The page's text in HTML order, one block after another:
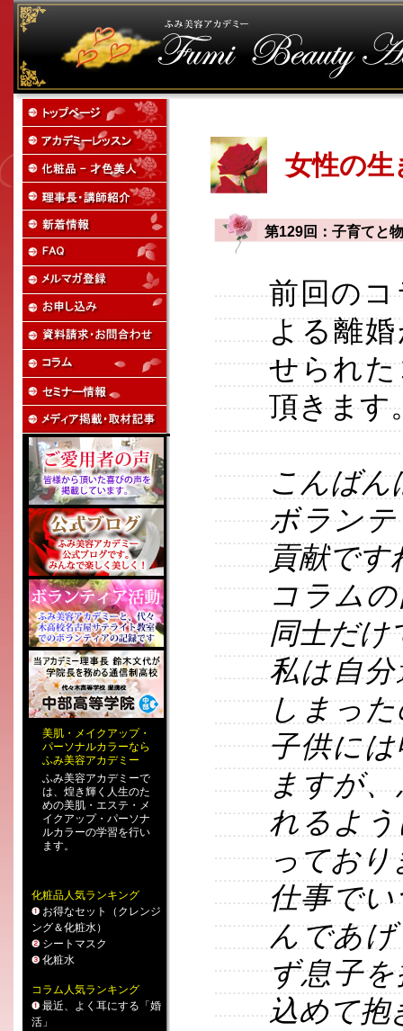
美肌 ・ メイクアップ・
パーソナルカラーなら
ふみ美容アカデミー
ふみ美容アカデミーで
は、煌き輝く人生のた
めの美肌・エステ ・ メ
イクアップ・ パーソナ
ルカラーの学習を行い
ます。
化粧品人気ランキング
お得なセット（クレンジ
ング＆化粧水）
シートマスク
化粧水
コラム人気ランキング
最近、よく耳にする「婚
活」
女性の
第129回：子育てと
前回の
よる離
せられ
頂きます
こんばん
ボラン
貢献です
コラム
同士だけ
私は自
しまっ
子供に
ますが
れるよ
っており
仕事で
んであ
ず息子
込めて抱